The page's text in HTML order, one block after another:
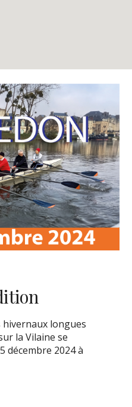
longues
la Vilaine se
décembre 2024 à